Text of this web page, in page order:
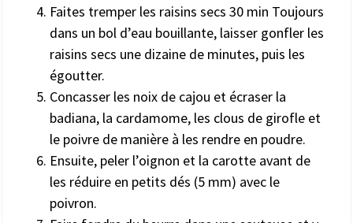
Faites tremper les raisins secs 30 min Toujours
dans un bol d’eau bouillante, laisser gonfler les
raisins secs une dizaine de minutes, puis les
égoutter.
Concasser les noix de cajou et écraser la
badiana, la cardamome, les clous de girofle et
le poivre de manière à les rendre en poudre.
Ensuite, peler l’oignon et la carotte avant de
les réduire en petits dés (5 mm) avec le
poivron.